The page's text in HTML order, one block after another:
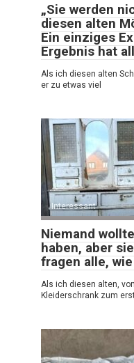
„Sie werden
diesen alten
Ein einziges
Ergebnis hat
Als ich diesen alten
er zu etwas viel
Interessant
Niemand
haben, aber
fragen alle,
Als ich diesen alten,
Kleiderschrank zum